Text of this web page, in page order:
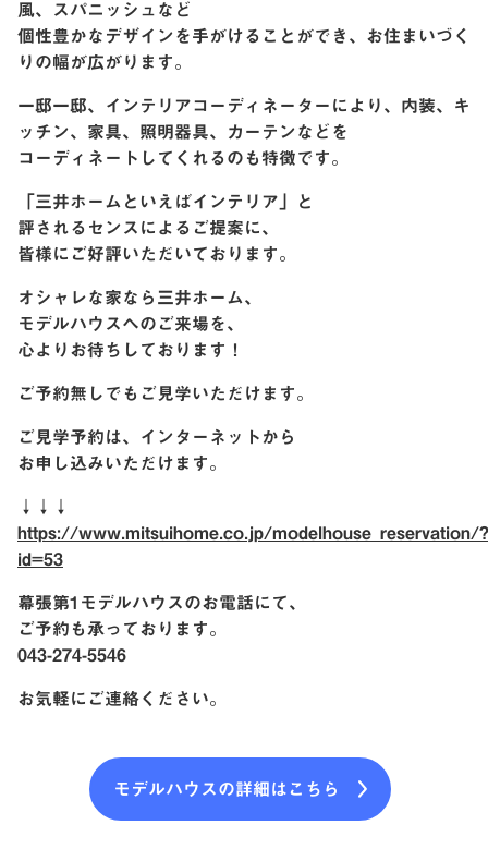
風、スパニッシュなど
個性豊かなデザインを手がけることができ、お住まいづく
りの幅が広がります。
一邸一邸、インテリアコーディネーターにより、内装、キ
ッチン、家具、照明器具、カーテンなどを
コーディネートしてくれるのも特徴です。
「三井ホームといえばインテリア」と
評されるセンスによるご提案に、
皆様にご好評いただいております。
オシャレな家なら三井ホーム、
モデルハウスへのご来場を、
心よりお待ちしております！
ご予約無しでもご見学いただけます。
ご見学予約は、インターネットから
お申し込みいただけます。
↓↓↓
https://www.mitsuihome.co.jp/modelhouse_reservation/?
id=53
幕張第1モデルハウスのお電話にて、
ご予約も承っております。
043-274-5546
お気軽にご連絡ください。
モデルハウスの詳細はこちら